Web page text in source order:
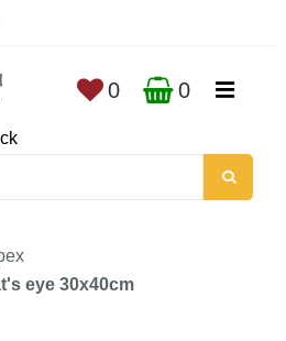
0 0
eye 30x40cm